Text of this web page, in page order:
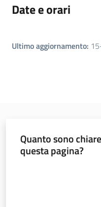
Novità
Date e orari
Ultimo aggiornamento:
Quanto sono
questa pagina?